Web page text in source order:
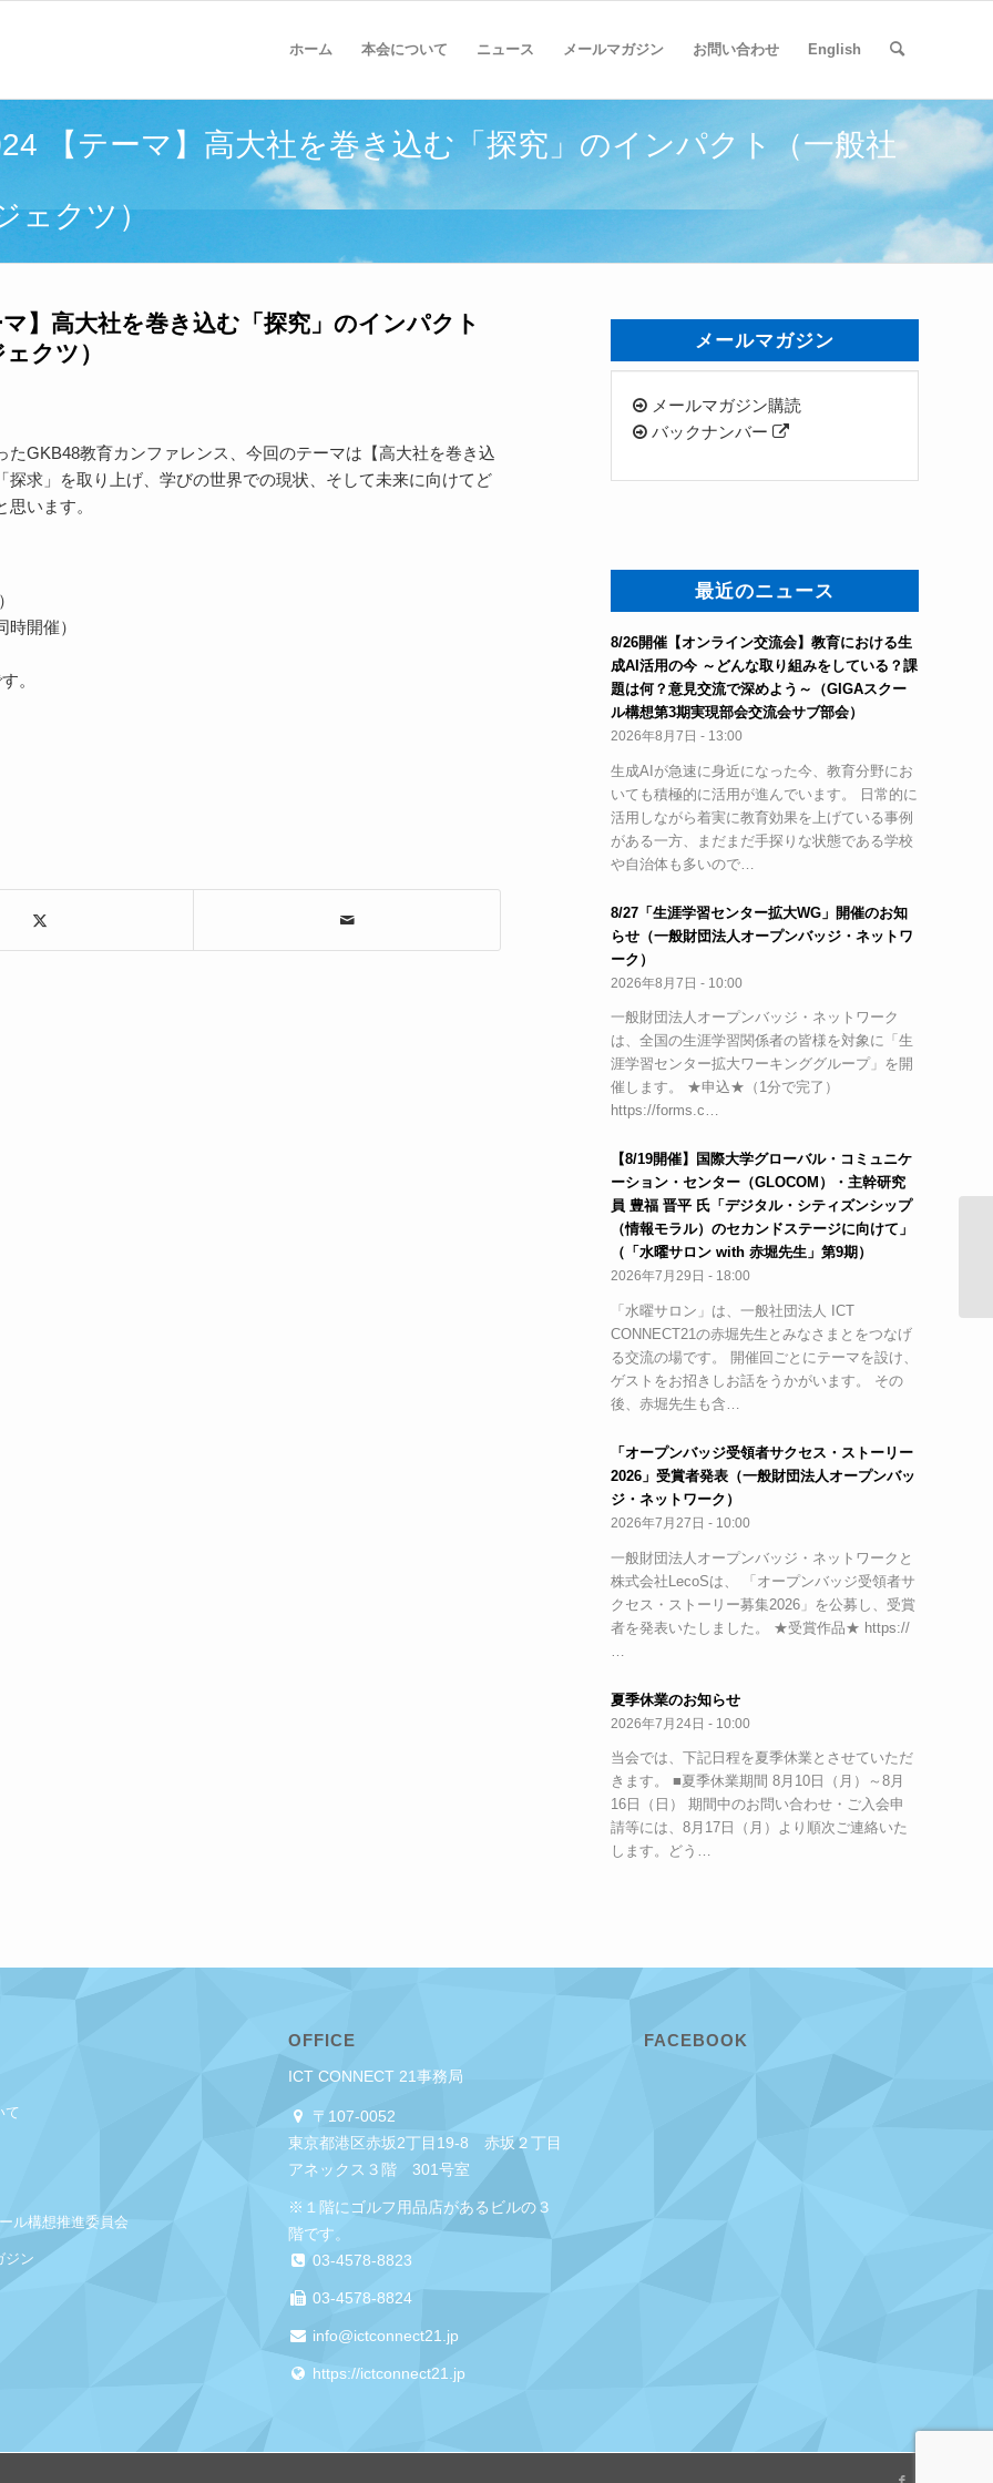
ホーム 本会について ニュース メールマガジン お問い合わせ English
【テーマ】高大社を巻き込む「探究」のインパクト（一般社
ェクツ）
】高大社を巻き込む「探究」のインパクト
クツ）
たGKB48教育カンファレンス、今回のテーマは【高大社を巻き込
求」を取り上げ、学びの世界での現状、そして未来に向けてど
います。
開催）
。
メールマガジン
メールマガジン購読
バックナンバー
最近のニュース
8/26開催【オンライン交流会】教育における生
成AI活用の今 ～どんな取り組みをしている？課
題は何？意見交流で深めよう～（GIGAスクー
ル構想第3期実現部会交流会サブ部会）
2026年8月7日 - 13:00
生成AIが急速に身近になった今、教育分野にお
いても積極的に活用が進んでいます。 日常的に
活用しながら着実に教育効果を上げている事例
がある一方、まだまだ手探りな状態である学校
や自治体も多いので…
8/27「生涯学習センター拡大WG」開催のお知
らせ（一般財団法人オープンバッジ・ネットワ
ーク）
2026年8月7日 - 10:00
一般財団法人オープンバッジ・ネットワーク
は、全国の生涯学習関係者の皆様を対象に「生
涯学習センター拡大ワーキンググループ」を開
催します。 ★申込★（1分で完了）
https://forms.c…
【8/19開催】国際大学グローバル・コミュニケ
ーション・センター（GLOCOM）・主幹研究
員 豊福 晋平 氏「デジタル・シティズンシップ
（情報モラル）のセカンドステージに向けて」
（「水曜サロン with 赤堀先生」第9期）
2026年7月29日 - 18:00
「水曜サロン」は、一般社団法人 ICT
CONNECT21の赤堀先生とみなさまとをつなげ
る交流の場です。 開催回ごとにテーマを設け、
ゲストをお招きしお話をうかがいます。 その
後、赤堀先生も含…
「オープンバッジ受領者サクセス・ストーリー
2026」受賞者発表（一般財団法人オープンバッ
ジ・ネットワーク）
2026年7月27日 - 10:00
一般財団法人オープンバッジ・ネットワークと
株式会社LecoSは、 「オープンバッジ受領者サ
クセス・ストーリー募集2026」を公募し、受賞
者を発表いたしました。 ★受賞作品★ https://
夏季休業のお知らせ
2026年7月24日 - 10:00
当会では、下記日程を夏季休業とさせていただ
きます。 ■夏季休業期間 8月10日（月）～8月
16日（日） 期間中のお問い合わせ・ご入会申
請等には、8月17日（月）より順次ご連絡いた
します。どう…
て
ル構想推進委員会
ジン
OFFICE
ICT CONNECT 21事務局
〒107-0052
東京都港区赤坂2丁目19-8 赤坂２丁目
アネックス３階 301号室
※１階にゴルフ用品店があるビルの３
階です。
03-4578-8823
03-4578-8824
info@ictconnect21.jp
https://ictconnect21.jp
FACEBOOK